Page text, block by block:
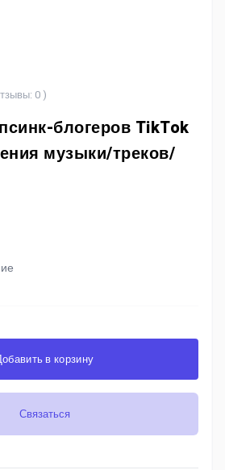
блогеров TikTok
музыки/треков/
0 )
в корзину
Связаться